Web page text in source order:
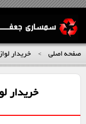
صفحه اصلی > خریدار
خریدار